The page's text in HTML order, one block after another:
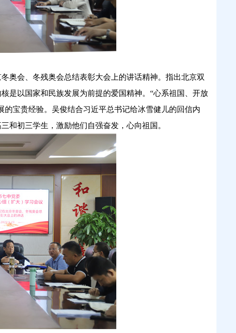
奥会、冬残奥会总结表彰大会上的讲话精神。指出北京双
是以国家和民族发展为前提的爱国精神。 “心系祖国、开放
宝贵经验。吴俊结合习近平总书记给冰雪健儿的回信内
和初三学生，激励他们自强奋发，心向祖国。